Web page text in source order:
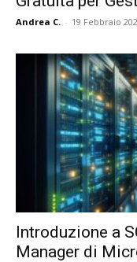
Andrea C. - 19 Febbraio
Introduzione a
Manager di